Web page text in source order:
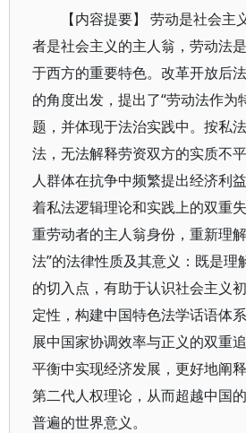
【内容提要】 劳动是社会主
者是社会主义的主人翁，劳动法
于西方的重要特色。改革开放后
的角度出发，提出了“劳动法作为
题，并体现于法治实践中。按私
法，无法解释劳资双方的实质不
人群体在抗争中频繁提出经济利
着私法逻辑理论和实践上的双重
重劳动者的主人翁身份，重新理
法”的法律性质及其意义：既是理
的切入点，有助于认识社会主义
定性，构建中国特色法学话语体
展中国家协调效率与正义的双重
平衡中实现经济发展，更好地阐
第二代人权理论，从而超越中国
普遍的世界意义。